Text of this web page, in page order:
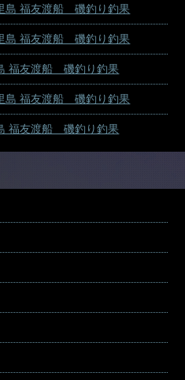
島 福友渡船 磯釣り釣果
島 福友渡船 磯釣り釣果
福友渡船 磯釣り釣果
島 福友渡船 磯釣り釣果
福友渡船 磯釣り釣果